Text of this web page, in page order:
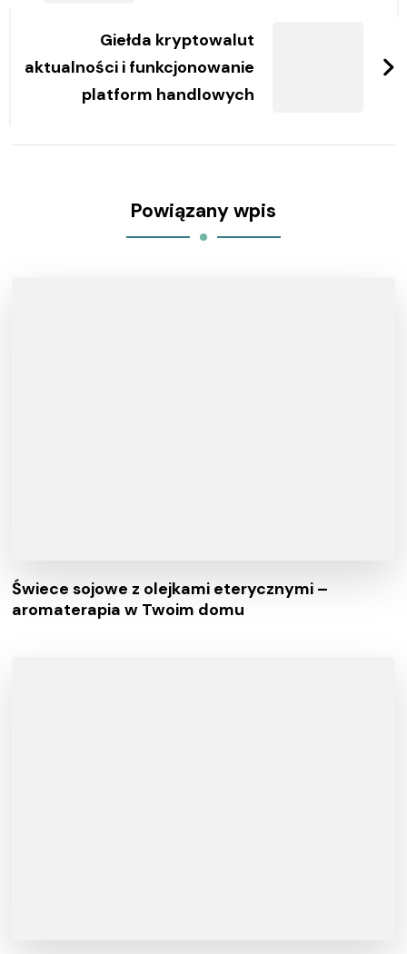
Giełda kryptowalut
aktualności i funkcjonowanie
platform handlowych
Powiązany wpis
Świece sojowe z olejkami eterycznymi –
aromaterapia w Twoim domu